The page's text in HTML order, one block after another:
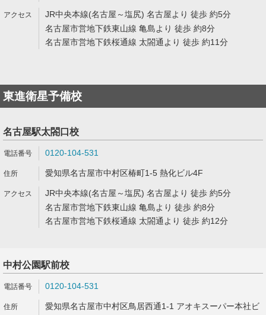
JR中央本線(名古屋～塩尻) 名古屋より 徒歩 約5分
名古屋市営地下鉄東山線 亀島より 徒歩 約8分
名古屋市営地下鉄桜通線 太閤通より 徒歩 約11分
東進衛星予備校
名古屋駅太閤口校
0120-104-531
愛知県名古屋市中村区椿町1-5 熱化ビル4F
JR中央本線(名古屋～塩尻) 名古屋より 徒歩 約5分
名古屋市営地下鉄東山線 亀島より 徒歩 約8分
名古屋市営地下鉄桜通線 太閤通より 徒歩 約12分
中村公園駅前校
0120-104-531
愛知県名古屋市中村区鳥居西通1-1 アオキスーパー本社ビ